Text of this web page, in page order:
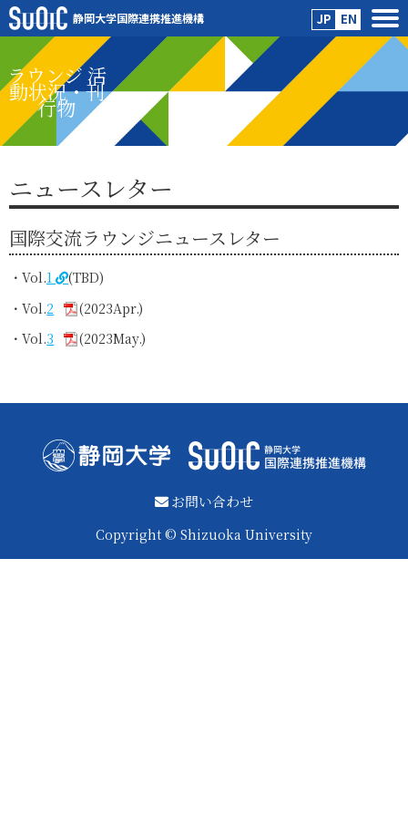
静岡大学国際連携推進機構 JP EN
ラウンジ 活
動状況・刊
行物
ニュースレター
国際交流ラウンジニュースレター
Vol.1
(TBD)
Vol.2
(2023Apr.)
Vol.3 (2023May.)
お問い合わせ
Copyright © Shizuoka University